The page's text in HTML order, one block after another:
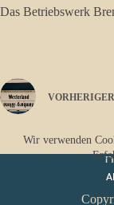
Wir verwenden
Das Betriebswerk
VORHERIGER